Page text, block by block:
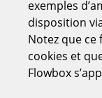
Secrétaires
Tables de
Tables
exemples
disposition
Notez que
cookies et
Flowbox